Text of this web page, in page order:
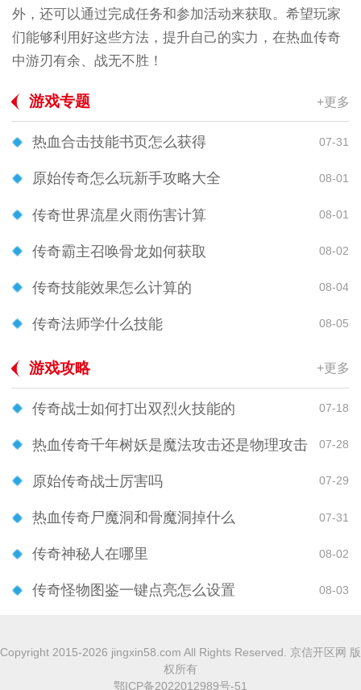
外，还可以通过完成任务和参加活动来获取。希望玩家
们能够利用好这些方法，提升自己的实力，在热血传奇
中游刃有余、战无不胜！
游戏专题 +更多
热血合击技能书页怎么获得 07-31
原始传奇怎么玩新手攻略大全 08-01
传奇世界流星火雨伤害计算 08-01
传奇霸主召唤骨龙如何获取 08-02
传奇技能效果怎么计算的 08-04
传奇法师学什么技能 08-05
游戏攻略 +更多
传奇战士如何打出双烈火技能的 07-18
热血传奇千年树妖是魔法攻击还是物理攻击 07-28
原始传奇战士厉害吗 07-29
热血传奇尸魔洞和骨魔洞掉什么 07-31
传奇神秘人在哪里 08-02
传奇怪物图鉴一键点亮怎么设置 08-03
Copyright 2015-2026 jingxin58.com All Rights Reserved. 京信开区网 版
权所有
鄂ICP备2022012989号-51